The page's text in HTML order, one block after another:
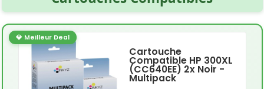
💎 Meilleur Deal
Cartouche
Compatible HP 300XL
(CC640EE) 2x Noir -
Multipack